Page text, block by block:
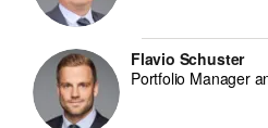
Flavio Schuster
Portfolio Manager